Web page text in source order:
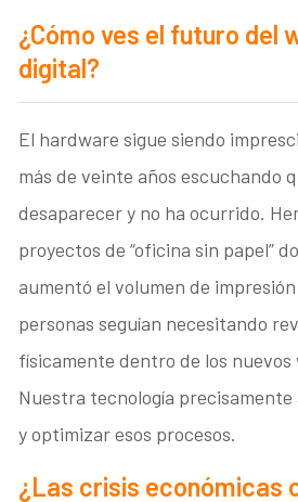
¿Cómo ves el futuro del
digital?
El hardware sigue siendo
más de veinte años escuchando
desaparecer y no ha ocurrido.
proyectos de “oficina sin papel”
aumentó el volumen de
personas seguían necesitando
físicamente dentro de los
Nuestra tecnología
y optimizar esos procesos.
¿Las crisis económicas